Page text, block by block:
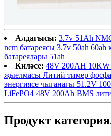
Алдагысы: 3.7v 51Ah
ncm батареясы 3.7v 50ah
батареялары 51ah
Киләсе: 48V 200AH 10KW
җыелмасы Литий тимер
энергиясе чыганагы 51.2V
LiFePO4 48V 200Ah BMS
Продукт